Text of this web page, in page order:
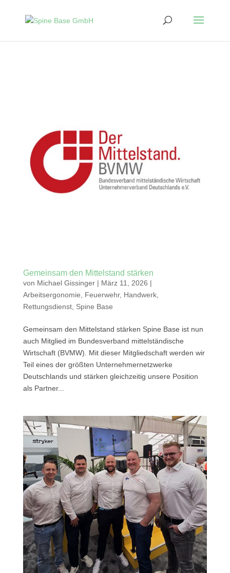
Gemeinsam den Mittelstand stärken
von Michael Gissinger| März 11, 2026 |
Arbeitsergonomie, Feuerwehr, Handwerk,
Rettungsdienst, Spine Base
Gemeinsam den Mittelstand stärken Spine Base ist nun
auch Mitglied im Bundesverband mittelständische
Wirtschaft (BVMW). Mit dieser Mitgliedschaft werden wir
Teil eines der größten Unternehmernetzwerke
Deutschlands und stärken gleichzeitig unsere Position
als Partner...